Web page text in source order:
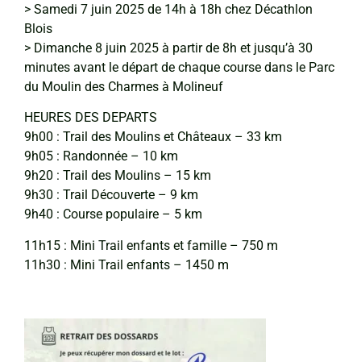
> Samedi 7 juin 2025 de 14h à 18h chez Décathlon
Blois
> Dimanche 8 juin 2025 à partir de 8h et jusqu’à 30
minutes avant le départ de chaque course dans le Parc
du Moulin des Charmes à Molineuf
HEURES DES DEPARTS
9h00 : Trail des Moulins et Châteaux – 33 km
9h05 : Randonnée – 10 km
9h20 : Trail des Moulins – 15 km
9h30 : Trail Découverte – 9 km
9h40 : Course populaire – 5 km
11h15 : Mini Trail enfants et famille – 750 m
11h30 : Mini Trail enfants – 1450 m